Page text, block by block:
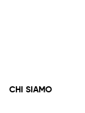
CHI SIAMO